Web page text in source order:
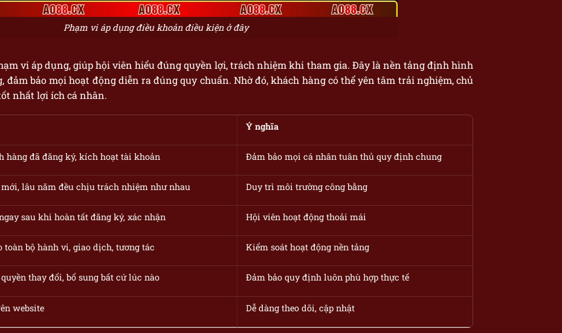
Phạm vi áp dụng điều khoản điều kiện ở đây
vi áp dụng, giúp hội viên hiểu đúng quyền lợi, trách nhiệm khi tham gia. Đây là nền tảng định hình
đảm bảo mọi hoạt động diễn ra đúng quy chuẩn. Nhờ đó, khách hàng có thể yên tâm trải nghiệm, chủ
nhất lợi ích cá nhân.
Ý nghĩa
hàng đã đăng ký, kích hoạt tài khoản Đảm bảo mọi cá nhân tuân thủ quy định chung
lâu năm đều chịu trách nhiệm như nhau Duy trì môi trường công bằng
sau khi hoàn tất đăng ký, xác nhận Hội viên hoạt động thoải mái
toàn bộ hành vi, giao dịch, tương tác Kiểm soát hoạt động nền tảng
thay đổi, bổ sung bất cứ lúc nào Đảm bảo quy định luôn phù hợp thực tế
website Dễ dàng theo dõi, cập nhật